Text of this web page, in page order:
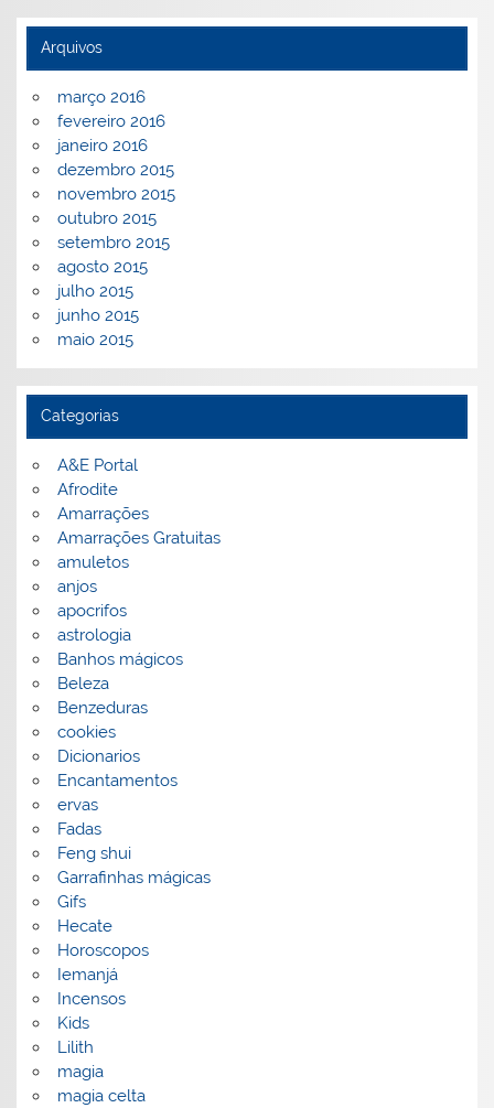
Arquivos
março 2016
fevereiro 2016
janeiro 2016
dezembro 2015
novembro 2015
outubro 2015
setembro 2015
agosto 2015
julho 2015
junho 2015
maio 2015
Categorias
A&E Portal
Afrodite
Amarrações
Amarrações Gratuitas
amuletos
anjos
apocrifos
astrologia
Banhos mágicos
Beleza
Benzeduras
cookies
Dicionarios
Encantamentos
ervas
Fadas
Feng shui
Garrafinhas mágicas
Gifs
Hecate
Horoscopos
Iemanjá
Incensos
Kids
Lilith
magia
magia celta